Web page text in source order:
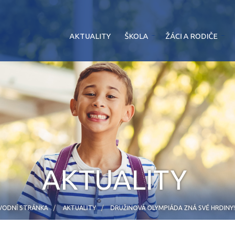
AKTUALITY ŠKOLA ŽÁCI A RODIČE
AKTUALITY
STRÁNKA AKTUALITY DRUŽINOVÁ OLYMPIÁDA ZNÁ SVÉ HRDINY!